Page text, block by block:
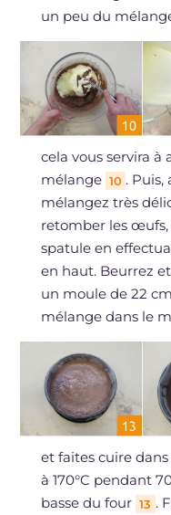
un peu du
cela vous servira à
mélange 10 . Puis,
mélangez très
retomber les œufs,
spatule en
en haut. Beurrez
un moule de 22
mélange dans le
et faites cuire
à 170°C pendant
basse du four 13 .